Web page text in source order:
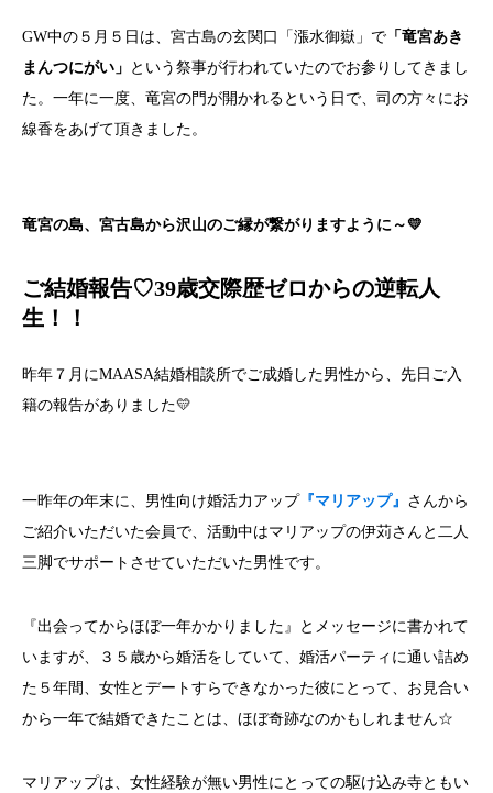
GW中の５月５日は、宮古島の玄関口「漲水御嶽」で 「竜宮あき
まんつにがい」 という祭事が行われていたのでお参りしてきまし
た。一年に一度、竜宮の門が開かれるという日で、司の方々にお
線香をあげて頂きました。
竜宮の島、宮古島から沢山のご縁が繋がりますように～💛
ご結婚報告♡39歳交際歴ゼロからの逆転人
生！！
昨年７月にMAASA結婚相談所でご成婚した男性から、先日ご入
籍の報告がありました💛
一昨年の年末に、男性向け婚活力アップ『マリアップ』 さんから
ご紹介いただいた会員で、活動中はマリアップの伊苅さんと二人
三脚でサポートさせていただいた男性です。
『出会ってからほぼ一年かかりました』とメッセージに書かれて
いますが、３５歳から婚活をしていて、婚活パーティに通い詰め
た５年間、女性とデートすらできなかった彼にとって、お見合い
から一年で結婚できたことは、ほぼ奇跡なのかもしれません☆
マリアップは、女性経験が無い男性にとっての駆け込み寺ともい